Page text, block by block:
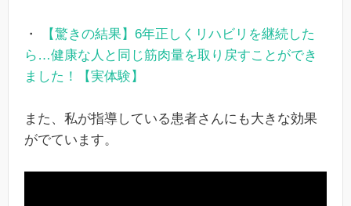
・
【驚きの結果】6年正しくリハビリを継続した
ら…健康な人と同じ筋肉量を取り戻すことができ
ました！【実体験】
また、私が指導している患者さんにも大きな効果
がでています。